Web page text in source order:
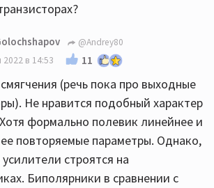
@Andrey80
2022 в 14:53
11
(речь пока про выходные
Не нравится подобный характер
формально полевик линейнее и
повторяемые параметры. Однако,
строятся на
Биполярники в сравнении с